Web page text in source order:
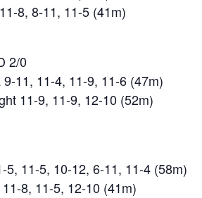
8, 8-11, 11-5 (41m)
2/0
11, 11-4, 11-9, 11-6 (47m)
11-9, 11-9, 12-10 (52m)
11-5, 10-12, 6-11, 11-4 (58m)
8, 11-5, 12-10 (41m)